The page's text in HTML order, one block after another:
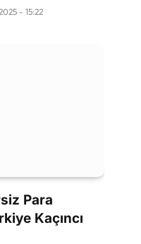
- 15:22
Para
Kaçıncı